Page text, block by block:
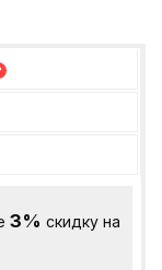
3% скидку на